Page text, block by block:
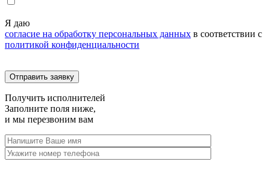
Я даю
согласие на обработку персональных данных в соответствии с
политикой конфиденциальности
Получить исполнителей
Заполните поля ниже,
и мы перезвоним вам